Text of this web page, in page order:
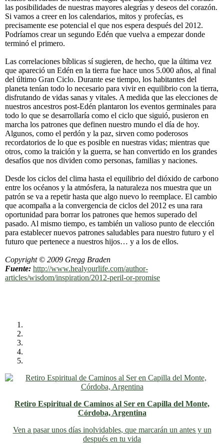
las posibilidades de nuestras mayores alegrías y deseos del corazón.
Si vamos a creer en los calendarios, mitos y profecías, es
precisamente ese potencial el que nos espera después del 2012.
Podríamos crear un segundo Edén que vuelva a empezar donde
terminó el primero.
Las correlaciones bíblicas sí sugieren, de hecho, que la última vez
que apareció un Edén en la tierra fue hace unos 5.000 años, al final
del último Gran Ciclo. Durante ese tiempo, los habitantes del
planeta tenían todo lo necesario para vivir en equilibrio con la tierra,
disfrutando de vidas sanas y vitales. A medida que las elecciones de
nuestros ancestros post-Edén plantaron los eventos germinales para
todo lo que se desarrollaría como el ciclo que siguió, pusieron en
marcha los patrones que definen nuestro mundo el día de hoy.
Algunos, como el perdón y la paz, sirven como poderosos
recordatorios de lo que es posible en nuestras vidas; mientras que
otros, como la traición y la guerra, se han convertido en los grandes
desafíos que nos dividen como personas, familias y naciones.
Desde los ciclos del clima hasta el equilibrio del dióxido de carbono
entre los océanos y la atmósfera, la naturaleza nos muestra que un
patrón se va a repetir hasta que algo nuevo lo reemplace. El cambio
que acompaña a la convergencia de ciclos del 2012 es una rara
oportunidad para borrar los patrones que hemos superado del
pasado. Al mismo tiempo, es también un valioso punto de elección
para establecer nuevos patrones saludables para nuestro futuro y el
futuro que pertenece a nuestros hijos… y a los de ellos.
Copyright © 2009 Gregg Braden
Fuente: http://www.healyourlife.com/author-
articles/wisdom/inspiration/2012-peril-or-promise
Retiro Espiritual de Caminos al Ser en Capilla del Monte,
Córdoba, Argentina
Ven a pasar unos días inolvidables, que marcarán un antes y un
después en tu vida